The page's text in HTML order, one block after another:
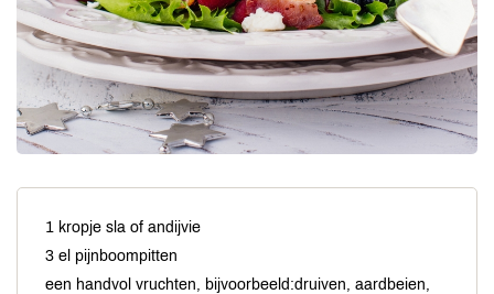
1 kropje sla of andijvie
3 el pijnboompitten
een handvol vruchten, bijvoorbeeld:druiven, aardbeien,